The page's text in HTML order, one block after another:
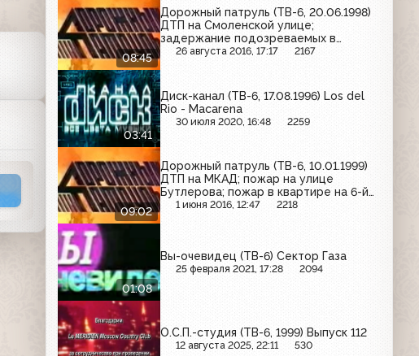
08:45
Дорожный патруль (ТВ-6, 20.06.1998)
ДТП на Смоленской улице;
задержание подозреваемых в
кражах; задержание подозреваемого
26 августа 2016, 17:17 2167
03:41
Диск-канал (ТВ-6, 17.08.1996) Los del
Rio - Macarena
30 июля 2020, 16:48 2259
09:02
Дорожный патруль (ТВ-6, 10.01.1999)
ДТП на МКАД; пожар на улице
Бутлерова; пожар в квартире на 6-й
Парковой улице
1 июня 2016, 12:47 2218
01:08
Вы-очевидец (ТВ-6) Сектор Газа
25 февраля 2021, 17:28 2094
О.С.П.-студия (ТВ-6, 1999) Выпуск 112
12 августа 2025, 22:11 530